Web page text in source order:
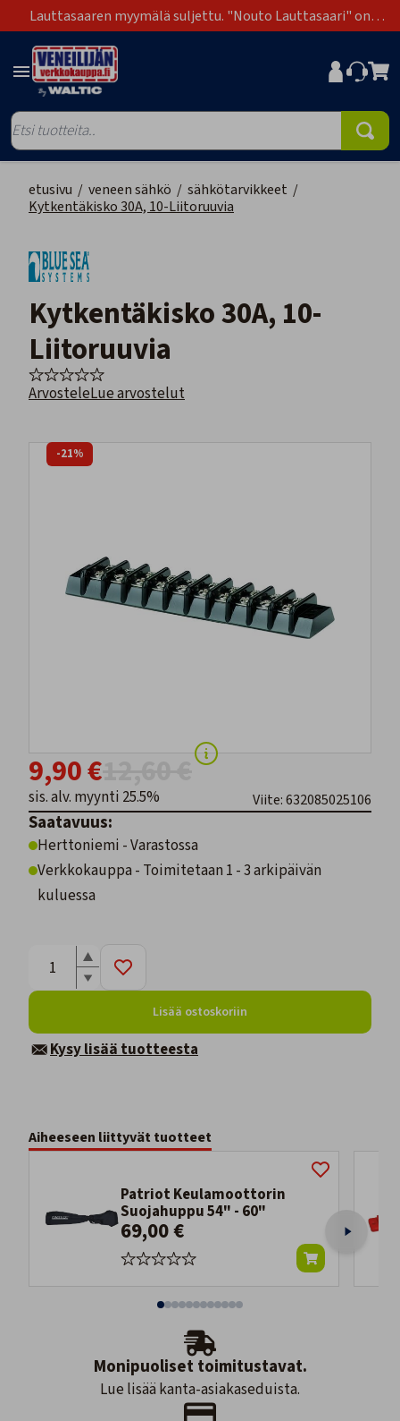
Lauttasaaren myymälä suljettu. "Nouto Lauttasaari" on
poistunut toimitustapavaihtoehdoista.
etusivu / veneen sähkö / sähkötarvikkeet /
Kytkentäkisko 30A, 10-Liitoruuvia
Kytkentäkisko 30A, 10-
Liitoruuvia
ArvosteleLue arvostelut
-21%
9,90 €
sis. alv. myynti 25.5% Viite: 632085025106
Saatavuus:
Herttoniemi - Varastossa
Verkkokauppa - Toimitetaan 1 - 3 arkipäivän
kuluessa
Lisää ostoskoriin
Kysy lisää tuotteesta
Aiheeseen liittyvät tuotteet
Patriot Keulamoottorin
Suojahuppu 54" - 60"
69,00 €
Monipuoliset toimitustavat.
Lue lisää kanta-asiakaseduista.